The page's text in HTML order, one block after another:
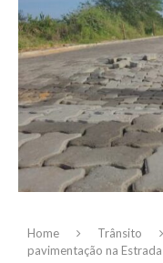
Home Trânsito
pavimentação na